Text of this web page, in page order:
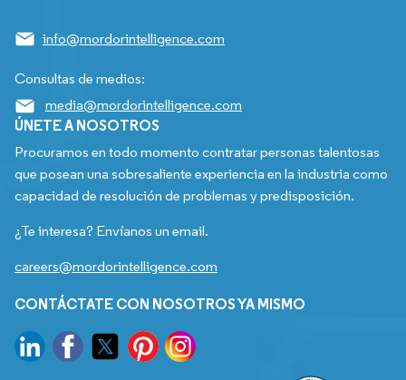
info@mordorintelligence.com
Consultas de medios:
media@mordorintelligence.com
ÚNETE A NOSOTROS
Procuramos en todo momento contratar personas talentosas
que posean una sobresaliente experiencia en la industria como
capacidad de resolución de problemas y predisposición.
¿Te interesa? Envíanos un email.
careers@mordorintelligence.com
CONTÁCTATE CON NOSOTROS YA MISMO